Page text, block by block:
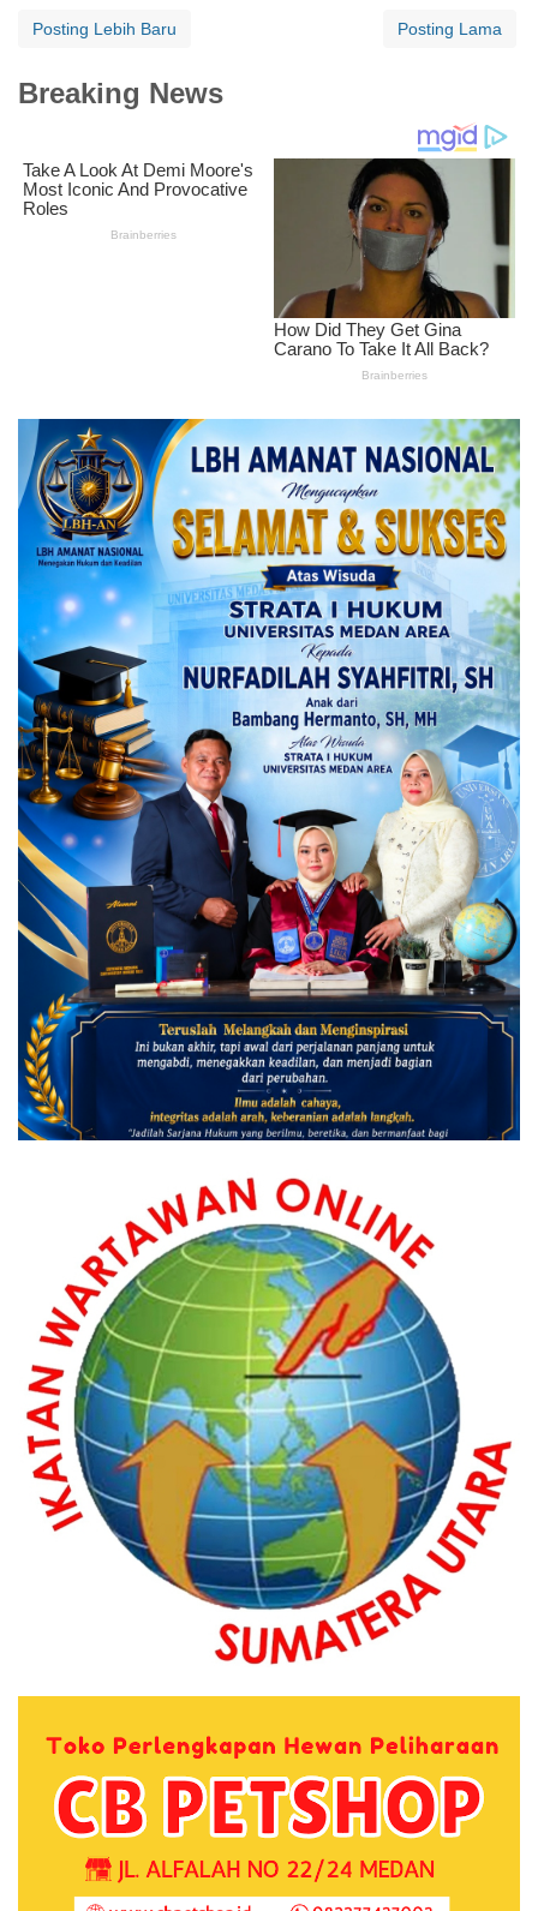
Posting Lebih Baru Posting Lama
Breaking News